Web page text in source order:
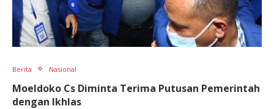
Berita Nasional
Moeldoko Cs Diminta Terima Putusan Pemerintah
dengan Ikhlas